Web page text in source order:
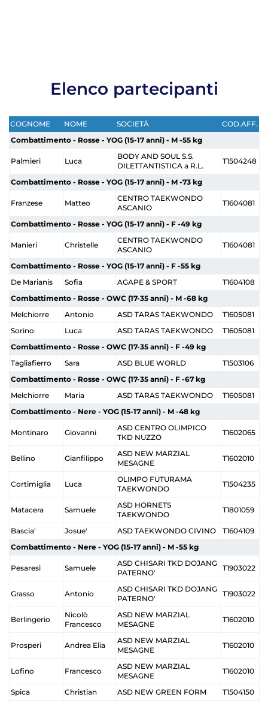
Elenco partecipanti
COGNOME NOME SOCIETÀ
COD.AFF.
Combattimento - Rosse - YOG (15-17 anni) - M -55 kg
Palmieri Luca
BODY AND SOUL S.S.
DILETTANTISTICA a R.L.
T1504248
Combattimento - Rosse - YOG (15-17 anni) - M -73 kg
Franzese Matteo
CENTRO TAEKWONDO
ASCANIO
T1604081
Combattimento - Rosse - YOG (15-17 anni) - F -49 kg
Manieri Christelle
CENTRO TAEKWONDO
ASCANIO
T1604081
Combattimento - Rosse - YOG (15-17 anni) - F -55 kg
De Marianis
Sofia AGAPE & SPORT
T1604108
Combattimento - Rosse - OWC (17-35 anni) - M -68 kg
Melchiorre
Antonio ASD TARAS TAEKWONDO
T1605081
Sorino
Luca ASD TARAS TAEKWONDO
T1605081
Combattimento - Rosse - OWC (17-35 anni) - F -49 kg
Tagliafierro
Sara ASD BLUE WORLD
T1503106
Combattimento - Rosse - OWC (17-35 anni) - F -67 kg
Melchiorre
Maria ASD TARAS TAEKWONDO
T1605081
Combattimento - Nere - YOG (15-17 anni) - M -48 kg
Montinaro Giovanni
ASD CENTRO OLIMPICO
TKD NUZZO
T1602065
Bellino Gianfilippo
ASD NEW MARZIAL
MESAGNE
T1602010
Cortimiglia Luca
OLIMPO FUTURAMA
TAEKWONDO
T1504235
Matacera Samuele
ASD HORNETS
TAEKWONDO
T1801059
Bascia' Josue' ASD TAEKWONDO CIVINO
T1604109
Combattimento - Nere - YOG (15-17 anni) - M -55 kg
Pesaresi Samuele
ASD CHISARI TKD DOJANG
PATERNO'
T1903022
Grasso Antonio
ASD CHISARI TKD DOJANG
PATERNO'
T1903022
Berlingerio
Nicolò
Francesco
ASD NEW MARZIAL
MESAGNE
T1602010
Prosperi Andrea Elia
ASD NEW MARZIAL
MESAGNE
T1602010
Lofino Francesco
ASD NEW MARZIAL
MESAGNE
T1602010
Spica Christian ASD NEW GREEN FORM T1504150